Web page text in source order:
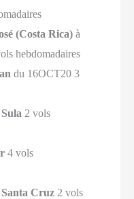
(Costa Rica)à
hebdomadaires
du 16OCT20 3
2 vols
4 vols
Santa Cruz 2 vols